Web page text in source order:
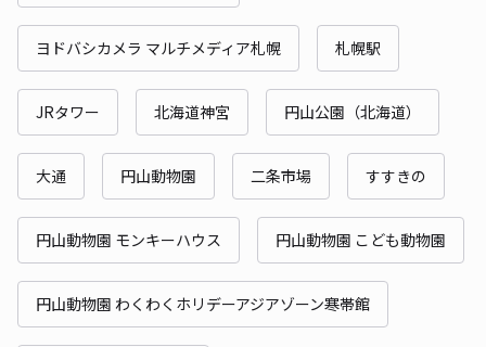
ヨドバシカメラ マルチメディア札幌 札幌駅
JRタワー 北海道神宮 円山公園（北海道）
大通 円山動物園 二条市場 すすきの
円山動物園 モンキーハウス 円山動物園 こども動物園
円山動物園 わくわくホリデーアジアゾーン寒帯館